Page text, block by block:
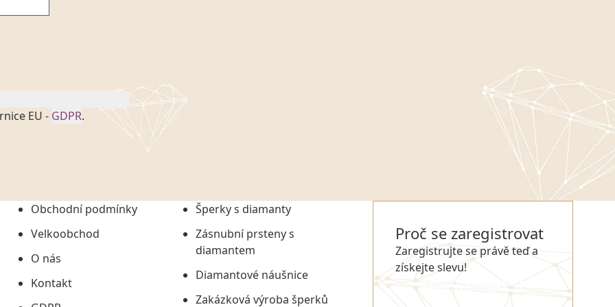
EU - GDPR.
č. 101/2000 Sb. v
uchováním veškerých
údajů či jako jeho
informací, nejdéle
Obchodní podmínky
Velkoobchod
O nás
Kontakt
Šperky s diamanty
Zásnubní prsteny s
diamantem
Diamantové náušnice
Zakázková výroba šperků
Proč se zaregistrovat
Zaregistrujte se právě teď a
získejte slevu!
REGISTROVAT SE